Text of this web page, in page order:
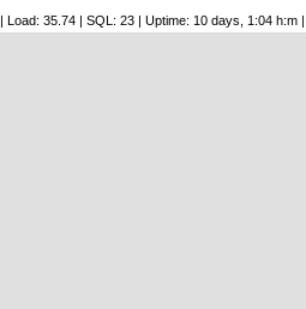
| Load: 35.74 | SQL: 23 | Uptime: 10 days, 1:04